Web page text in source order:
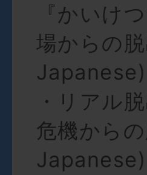
『かいけ
場からの
Japanese)
・リアル
危機から
Japanese)